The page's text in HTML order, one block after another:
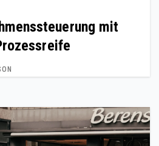
mit